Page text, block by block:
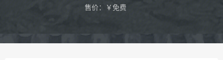
售价：￥免费